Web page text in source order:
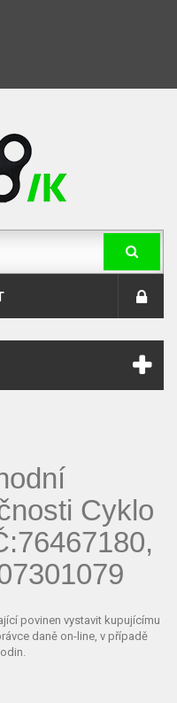
Cyklo
povinen vystavit kupujícímu
daně on-line, v případě